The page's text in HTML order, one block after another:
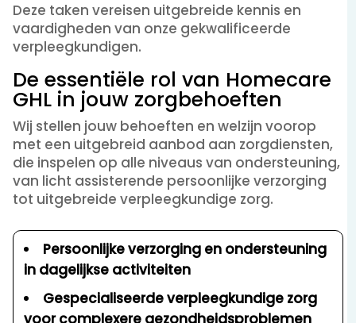
Deze taken vereisen uitgebreide kennis en
vaardigheden van onze gekwalificeerde
verpleegkundigen.
De essentiële rol van Homecare
GHL in jouw zorgbehoeften
Wij stellen jouw behoeften en welzijn voorop
met een uitgebreid aanbod aan zorgdiensten,
die inspelen op alle niveaus van ondersteuning,
van licht assisterende persoonlijke verzorging
tot uitgebreide verpleegkundige zorg.
Persoonlijke verzorging en ondersteuning
in dagelijkse activiteiten
Gespecialiseerde verpleegkundige zorg
voor complexere gezondheidsproblemen